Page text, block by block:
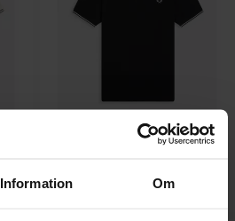
Information Om
1 099 SEK